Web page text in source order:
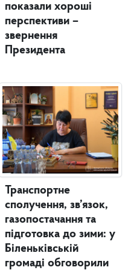
показали хороші
перспективи –
звернення
Президента
Транспортне
сполучення, зв’язок,
газопостачання та
підготовка до зими: у
Біленьківській
громаді обговорили